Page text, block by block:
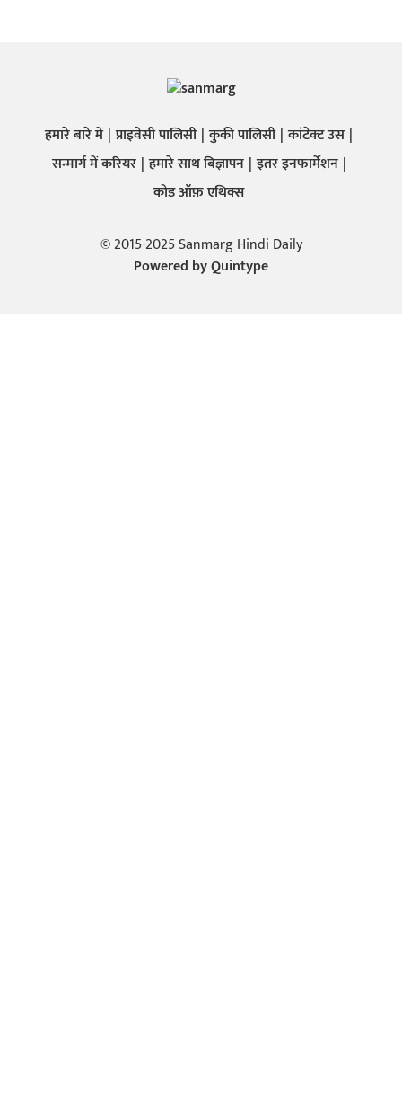
हमारे बारे में प्राइवेसी पालिसी कुकी पालिसी कांटेक्ट उस
सन्मार्ग में करियर हमारे साथ बिज्ञापन इतर इनफार्मेशन
कोड ऑफ़ एथिक्स
© 2015-2025 Sanmarg Hindi Daily
Powered byQuintype